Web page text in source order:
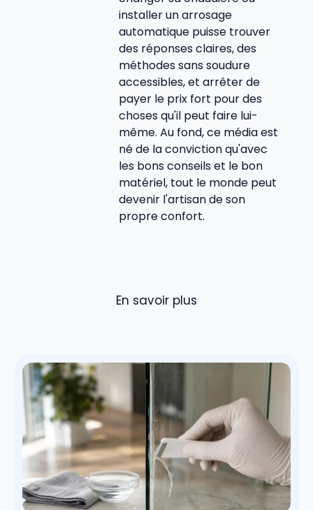
installer un arrosage
automatique puisse trouver
des réponses claires, des
méthodes sans soudure
accessibles, et arrêter de
payer le prix fort pour des
choses qu'il peut faire lui-
même. Au fond, ce média est
né de la conviction qu'avec
les bons conseils et le bon
matériel, tout le monde peut
devenir l'artisan de son
propre confort.
En savoir plus